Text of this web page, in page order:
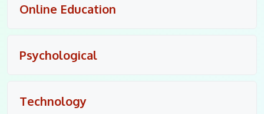
Online Education
Psychological
Technology